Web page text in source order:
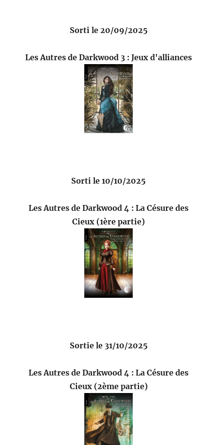
Sorti le 20/09/2025
Les Autres de Darkwood 3 : Jeux d'alliances
Sorti le 10/10/2025
Les Autres de Darkwood 4 : La Césure des
Cieux (1ère partie)
Sortie le 31/10/2025
Les Autres de Darkwood 4 : La Césure des
Cieux (2ème partie)